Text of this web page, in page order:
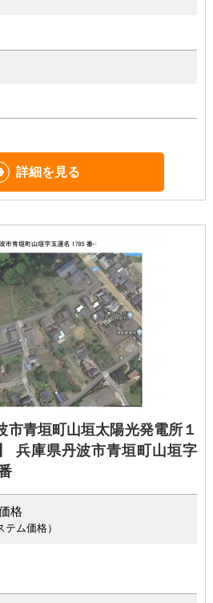
詳細を見る
市青垣町山垣太陽光発電所１
兵庫県丹波市青垣町山垣字
格
テム価格）